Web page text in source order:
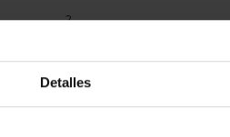
Detalles
2